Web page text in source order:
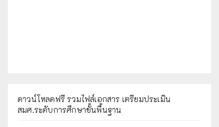
ดาวน์โหลดฟรี รวมไฟล์เอกสาร เตรียมประเมิน
สมศ.ระดับการศึกษาขั้นพื้นฐาน